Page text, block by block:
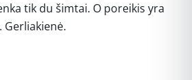
tik du šimtai. O poreikis yra
Gerliakienė.